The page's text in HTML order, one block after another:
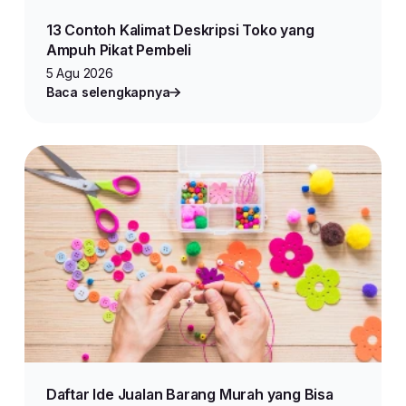
13 Contoh Kalimat Deskripsi Toko yang
Ampuh Pikat Pembeli
5 Agu 2026
Baca selengkapnya
Daftar Ide Jualan Barang Murah yang Bisa